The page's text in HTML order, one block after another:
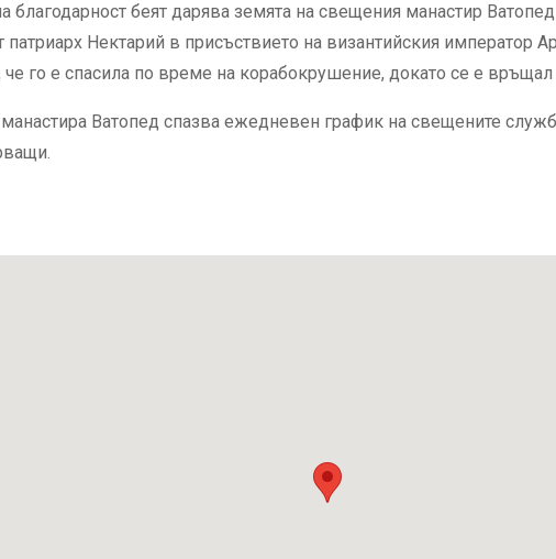
благодарност беят дарява земята на свещения манастир
патриарх Нектарий в присъствието на византийския император
го е спасила по време на корабокрушение, докато се е
Ватопед спазва ежедневен график на свещените